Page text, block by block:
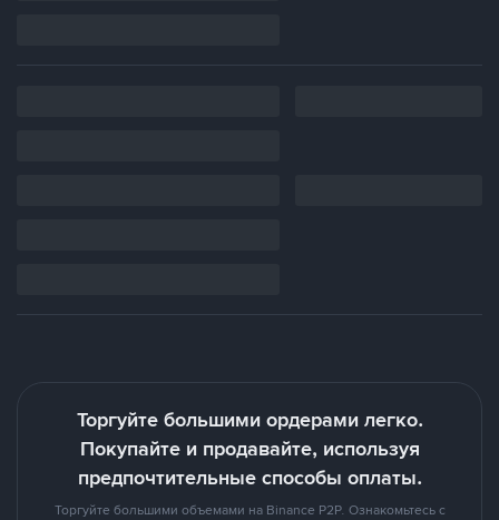
Торгуйте большими ордерами легко.
Покупайте и продавайте, используя
предпочтительные способы оплаты.
Торгуйте большими объемами на Binance P2P. Ознакомьтесь с